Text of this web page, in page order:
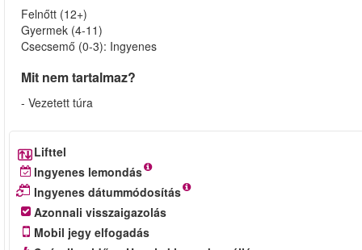
Felnőtt (12+)
Gyermek (4-11)
Csecsemő (0-3): Ingyenes
Mit nem tartalmaz?
- Vezetett túra
Lifttel
Ingyenes lemondás
Ingyenes dátummódosítás
Azonnali visszaigazolás
Mobil jegy elfogadás